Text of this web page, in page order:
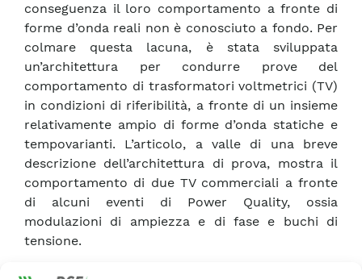
conseguenza il loro comportamento a fronte di
forme d’onda reali non è conosciuto a fondo. Per
colmare questa lacuna, è stata sviluppata
un’architettura per condurre prove del
comportamento di trasformatori voltmetrici (TV)
in condizioni di riferibilità, a fronte di un insieme
relativamente ampio di forme d’onda statiche e
tempovarianti. L’articolo, a valle di una breve
descrizione dell’architettura di prova, mostra il
comportamento di due TV commerciali a fronte
di alcuni eventi di Power Quality, ossia
modulazioni di ampiezza e di fase e buchi di
tensione.